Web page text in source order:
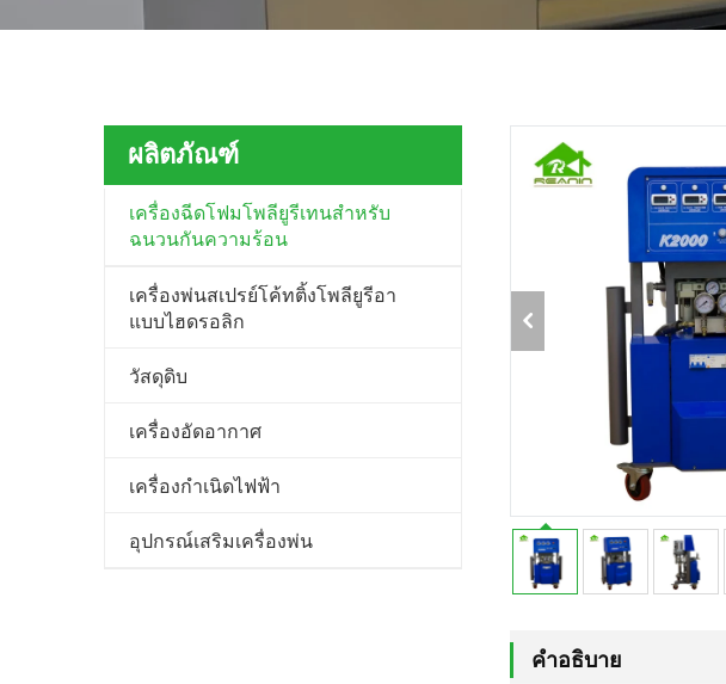
ผลิตภัณฑ์
เครื่องฉีดโฟมโพลียูรีเทนสำหรับ
ฉนวนกันความร้อน
เครื่องพ่นสเปรย์โค้ทติ้งโพลียูรีอา
แบบไฮดรอลิก
วัสดุดิบ
เครื่องอัดอากาศ
เครื่องกำเนิดไฟฟ้า
อุปกรณ์เสริมเครื่องพ่น
คำอธิบาย